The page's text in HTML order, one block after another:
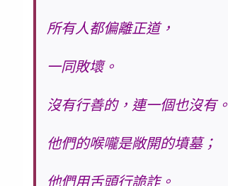
所有人都偏離正道，
一同敗壞。
沒有行善的，連一個也沒有。
他們的喉嚨是敞開的墳墓；
他們用舌頭行詭詐。